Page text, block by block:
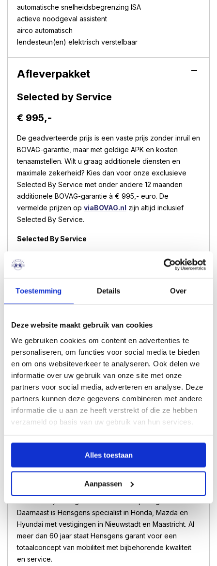
Toestemming Details Over
Deze website maakt gebruik van cookies
We gebruiken cookies om content en advertenties te
personaliseren, om functies voor social media te bieden
en om ons websiteverkeer te analyseren. Ook delen we
informatie over uw gebruik van onze site met onze
partners voor social media, adverteren en analyse. Deze
partners kunnen deze gegevens combineren met andere
informatie die u aan ze heeft verstrekt of die ze hebben
verzameld op basis van uw gebruik van hun services.
Alles toestaan
Aanpassen
automatische snelheidsbegrenzing ISA
actieve noodgeval assistent
airco automatisch
lendesteun(en) elektrisch verstelbaar
Afleverpakket
Selected by Service
€ 995,-
De geadverteerde prijs is een vaste prijs zonder inruil en
BOVAG-garantie, maar met geldige APK en kosten
tenaamstellen. Wilt u graag additionele diensten en
maximale zekerheid? Kies dan voor onze exclusieve
Selected By Service met onder andere 12 maanden
additionele BOVAG-garantie à € 995,- euro. De
vermelde prijzen op viaBOVAG.nl zijn altijd inclusief
Selected By Service.
Selected By Service
garantie (na afloop fabrieksgarantie)
Aanmelding en registratie RDW m.b.t. het teller
Hensgens Taxatie- en Inruilservice.
Selected By Mobiliteitsservice Europa 24/7.
Volledig technische controle.
Onderhoudsbeurt volgens schema.
Professionele reinigingsbeurt.
Luxe vloermattenOnderhoudsbeurt volgens
schema.
Uitgebreid Selected By Calamiteiten pakket.
of een hotelovernachting bij reparatie of
Hensgens is Hensgens is exclusief aanbieder van
Daarnaast is Hensgens specialist in Honda, Mazda en
Hyundai met vestigingen in Nieuwstadt en Maastricht. Al
meer dan 60 jaar staat Hensgens garant voor een
totaalconcept van mobiliteit met bijbehorende kwaliteit
en service.